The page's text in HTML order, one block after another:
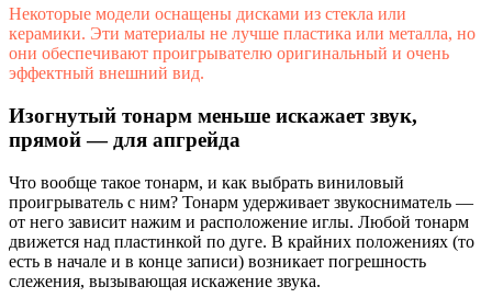
Некоторые модели оснащены дисками из стекла или
керамики. Эти материалы не лучше пластика или металла, но
они обеспечивают проигрывателю оригинальный и очень
эффектный внешний вид.
Изогнутый тонарм меньше искажает звук,
прямой — для апгрейда
Что вообще такое тонарм, и как выбрать виниловый
проигрыватель с ним? Тонарм удерживает звукосниматель —
от него зависит нажим и расположение иглы. Любой тонарм
движется над пластинкой по дуге. В крайних положениях (то
есть в начале и в конце записи) возникает погрешность
слежения, вызывающая искажение звука.